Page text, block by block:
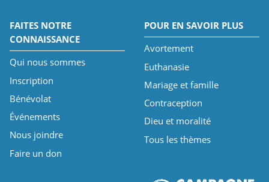
FAITES NOTRE
CONNAISSANCE
Qui nous sommes
Inscription
Bénévolat
Événements
Nous joindre
Faire un don
POUR EN SAVOIR PLUS
Avortement
Euthanasie
Mariage et famille
Contraception
Dieu et moralité
Tous les thèmes